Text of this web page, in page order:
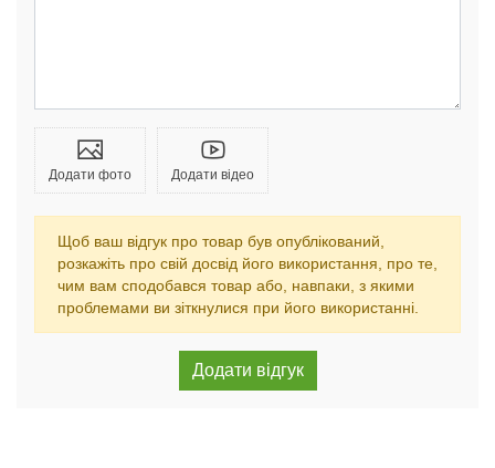
Додати фото Додати відео
Щоб ваш відгук про товар був опублікований,
розкажіть про свій досвід його використання, про те,
чим вам сподобався товар або, навпаки, з якими
проблемами ви зіткнулися при його використанні.